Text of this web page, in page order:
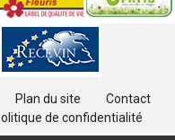
Plan du site
Contact
de confidentialité